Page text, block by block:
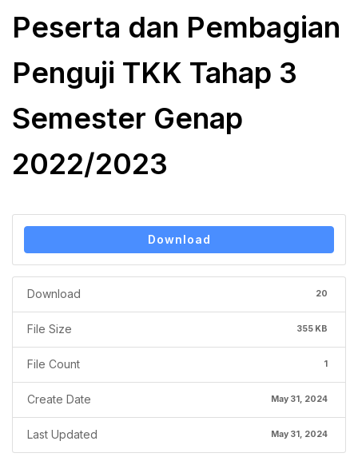
Peserta dan Pembagian
Penguji TKK Tahap 3
Semester Genap
2022/2023
Download
Download 20
File Size 355 KB
File Count 1
Create Date May 31, 2024
Last Updated May 31, 2024